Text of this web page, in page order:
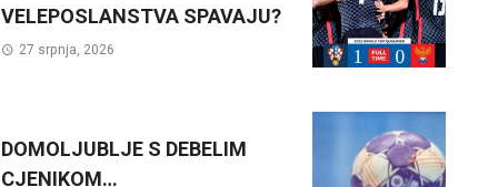
VELEPOSLANSTVA SPAVAJU?
27 srpnja, 2026
DOMOLJUBLJE S DEBELIM
CJENIKOM…